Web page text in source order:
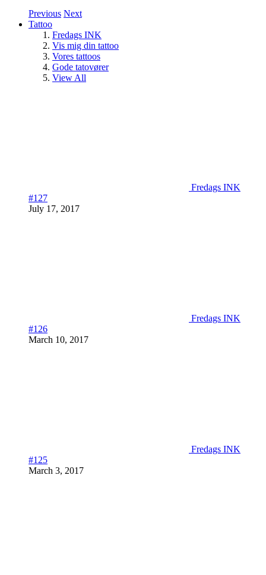
Previous Next
Tattoo
Fredags INK
Vis mig din tattoo
Vores tattoos
Gode tatovører
View All
Fredags INK
#127
July 17, 2017
Fredags INK
#126
March 10, 2017
Fredags INK
#125
March 3, 2017